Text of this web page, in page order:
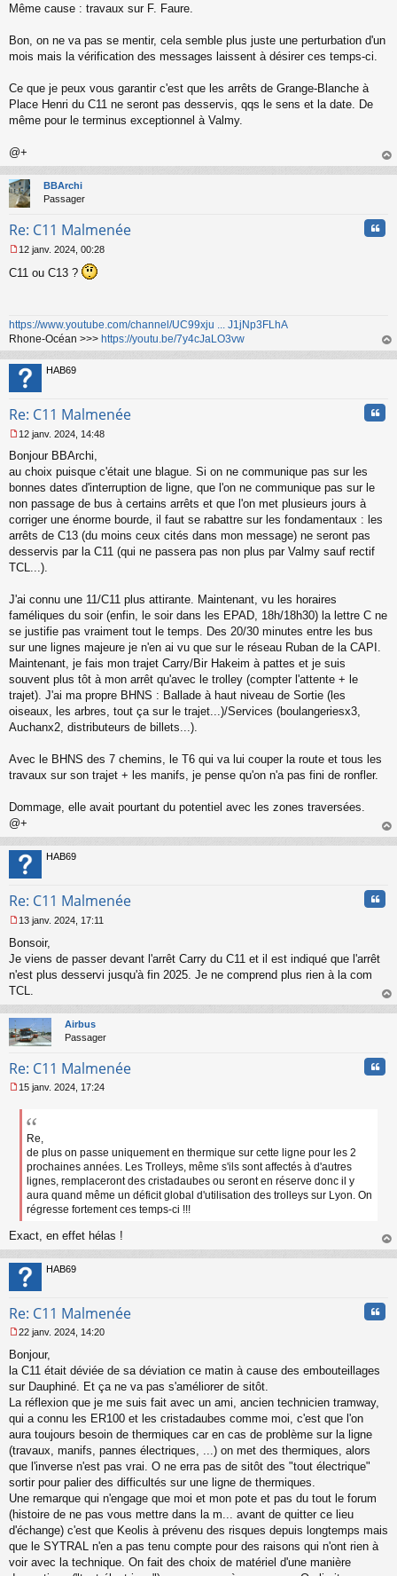
Même cause : travaux sur F. Faure.
Bon, on ne va pas se mentir, cela semble plus juste une perturbation d'un
mois mais la vérification des messages laissent à désirer ces temps-ci.
Ce que je peux vous garantir c'est que les arrêts de Grange-Blanche à
Place Henri du C11 ne seront pas desservis, qqs le sens et la date. De
même pour le terminus exceptionnel à Valmy.
@+
au
BBArchi
Passager
Re: C11 Malmenée
e
g
e
n
o
n
l
12 janv. 2024, 00:28
C11 ou C13 ?
https://www.youtube.com/channel/UC99xju ... J1jNp3FLhA
Rhone-Océan >>> https://youtu.be/7y4cJaLO3vw
au
HAB69
Re: C11 Malmenée
e
s
s
g
e
n
o
n
12 janv. 2024, 14:48
Bonjour BBArchi,
au choix puisque c'était une blague. Si on ne communique pas sur les
bonnes dates d'interruption de ligne, que l'on ne communique pas sur le
non passage de bus à certains arrêts et que l'on met plusieurs jours à
corriger une énorme bourde, il faut se rabattre sur les fondamentaux : les
arrêts de C13 (du moins ceux cités dans mon message) ne seront pas
desservis par la C11 (qui ne passera pas non plus par Valmy sauf rectif
TCL...).
J'ai connu une 11/C11 plus attirante. Maintenant, vu les horaires
faméliques du soir (enfin, le soir dans les EPAD, 18h/18h30) la lettre C ne
se justifie pas vraiment tout le temps. Des 20/30 minutes entre les bus
sur une lignes majeure je n'en ai vu que sur le réseau Ruban de la CAPI.
Maintenant, je fais mon trajet Carry/Bir Hakeim à pattes et je suis
souvent plus tôt à mon arrêt qu'avec le trolley (compter l'attente + le
trajet). J'ai ma propre BHNS : Ballade à haut niveau de Sortie (les
oiseaux, les arbres, tout ça sur le trajet...)/Services (boulangeriesx3,
Auchanx2, distributeurs de billets...).
Avec le BHNS des 7 chemins, le T6 qui va lui couper la route et tous les
travaux sur son trajet + les manifs, je pense qu'on n'a pas fini de ronfler.
Dommage, elle avait pourtant du potentiel avec les zones traversées.
@+
au
HAB69
Re: C11 Malmenée
e
s
g
o
u
13 janv. 2024, 17:11
Bonsoir,
Je viens de passer devant l'arrêt Carry du C11 et il est indiqué que l'arrêt
n'est plus desservi jusqu'à fin 2025. Je ne comprend plus rien à la com
TCL.
au
Airbus
Passager
Re: C11 Malmenée
e
15 janv. 2024, 17:24
Re,
de plus on passe uniquement en thermique sur cette ligne pour les 2
prochaines années. Les Trolleys, même s'ils sont affectés à d'autres
lignes, remplaceront des cristadaubes ou seront en réserve donc il y
aura quand même un déficit global d'utilisation des trolleys sur Lyon. On
régresse fortement ces temps-ci !!!
Exact, en effet hélas !
au
HAB69
Re: C11 Malmenée
e
s
g
e
n
o
u
22 janv. 2024, 14:20
Bonjour,
la C11 était déviée de sa déviation ce matin à cause des embouteillages
sur Dauphiné. Et ça ne va pas s'améliorer de sitôt.
La réflexion que je me suis fait avec un ami, ancien technicien tramway,
qui a connu les ER100 et les cristadaubes comme moi, c'est que l'on
aura toujours besoin de thermiques car en cas de problème sur la ligne
(travaux, manifs, pannes électriques, ...) on met des thermiques, alors
que l'inverse n'est pas vrai. O ne erra pas de sitôt des "tout électrique"
sortir pour palier des difficultés sur une ligne de thermiques.
Une remarque qui n'engage que moi et mon pote et pas du tout le forum
(histoire de ne pas vous mettre dans la m... avant de quitter ce lieu
d'échange) c'est que Keolis à prévenu des risques depuis longtemps mais
que le SYTRAL n'en a pas tenu compte pour des raisons qui n'ont rien à
voir avec la technique. On fait des choix de matériel d'une manière